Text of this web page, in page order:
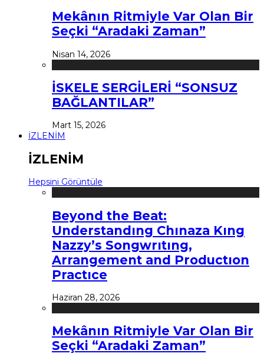
Mekânın Ritmiyle Var Olan Bir
Seçki “Aradaki Zaman”
Nisan 14, 2026
İSKELE SERGİLERİ “SONSUZ
BAĞLANTILAR”
Mart 15, 2026
İZLENİM
İZLENİM
Hepsini Görüntüle
Beyond the Beat:
Understandıng Chınaza Kıng
Nazzy’s Songwrıtıng,
Arrangement and Productıon
Practıce
Haziran 28, 2026
Mekânın Ritmiyle Var Olan Bir
Seçki “Aradaki Zaman”